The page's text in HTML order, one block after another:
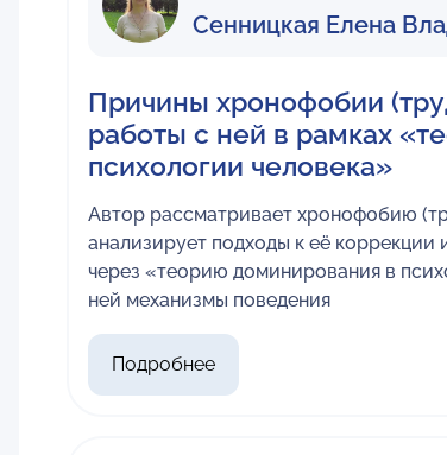
Сенницкая Елена
Причины хронофобии
работы с ней в рамках
психологии человека»
Автор рассматривает хронофобию
анализирует подходы к её коррекции
через «теорию доминирования в
ней механизмы поведения
Подробнее